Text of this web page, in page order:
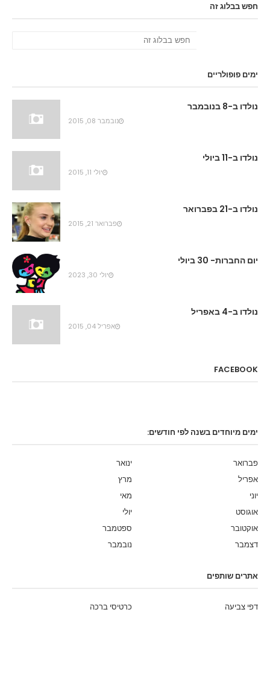
חפש בבלוג זה
ימים פופולריים
נולדו ב-8 בנובמבר
נובמבר 08, 2015
נולדו ב-11 ביולי
יולי 11, 2015
נולדו ב-21 בפברואר
פברואר 21, 2015
יום החברות- 30 ביולי
יולי 30, 2023
נולדו ב-4 באפריל
אפריל 04, 2015
FACEBOOK
ימים מיוחדים בשנה לפי חודשים:
ינואר
פברואר
מרץ
אפריל
מאי
יוני
יולי
אוגוסט
ספטמבר
אוקטובר
נובמבר
דצמבר
אתרים שותפים
כרטיסי ברכה דפי צביעה